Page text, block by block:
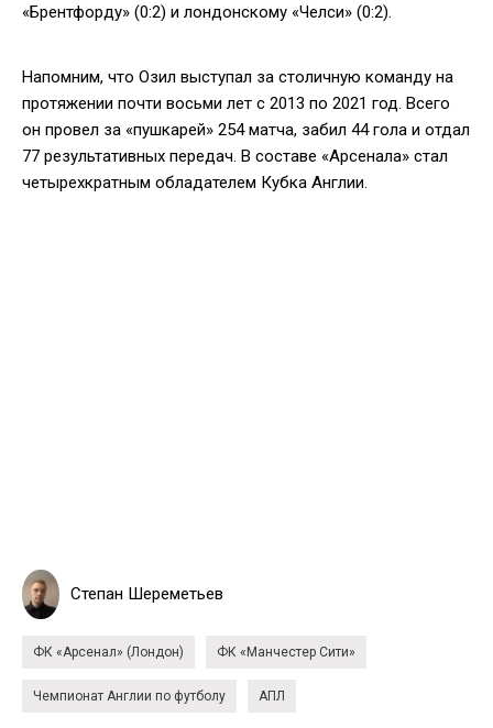
«Брентфорду» (0:2) и лондонскому «Челси» (0:2).
Напомним, что Озил выступал за столичную команду на
протяжении почти восьми лет с 2013 по 2021 год. Всего
он провел за «пушкарей» 254 матча, забил 44 гола и отдал
77 результативных передач. В составе «Арсенала» стал
четырехкратным обладателем Кубка Англии.
Степан Шереметьев
ФК «Арсенал» (Лондон) ФК «Манчестер Сити»
Чемпионат Англии по футболу АПЛ